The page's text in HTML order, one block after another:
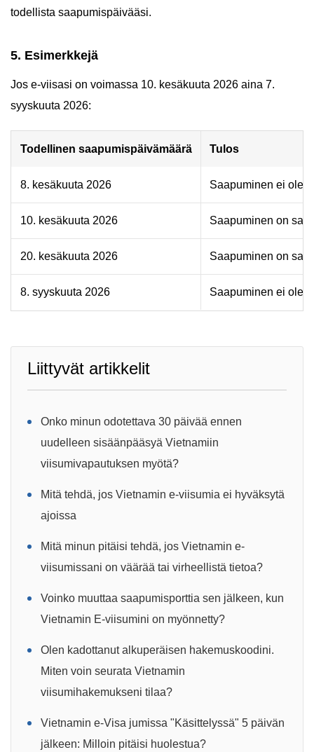
todellista saapumispäivääsi.
5. Esimerkkejä
Jos e-viisasi on voimassa 10. kesäkuuta 2026 aina 7.
syyskuuta 2026:
Todellinen saapumispäivämäärä Tulos
8. kesäkuuta 2026 Saapuminen ei ole
10. kesäkuuta 2026 Saapuminen on
20. kesäkuuta 2026 Saapuminen on
8. syyskuuta 2026 Saapuminen ei ole
Liittyvät artikkelit
Onko minun odotettava 30 päivää ennen
uudelleen sisäänpääsyä Vietnamiin
viisumivapautuksen myötä?
Mitä tehdä, jos Vietnamin e-viisumia ei hyväksytä
ajoissa
Mitä minun pitäisi tehdä, jos Vietnamin e-
viisumissani on väärää tai virheellistä tietoa?
Voinko muuttaa saapumisporttia sen jälkeen, kun
Vietnamin E-viisumini on myönnetty?
Olen kadottanut alkuperäisen hakemuskoodini.
Miten voin seurata Vietnamin
viisumihakemukseni tilaa?
Vietnamin e-Visa jumissa "Käsittelyssä" 5 päivän
jälkeen: Milloin pitäisi huolestua?